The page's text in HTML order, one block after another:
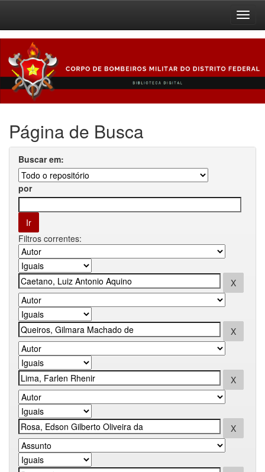
navigation
Página de Busca
Buscar em:
por
Filtros correntes: